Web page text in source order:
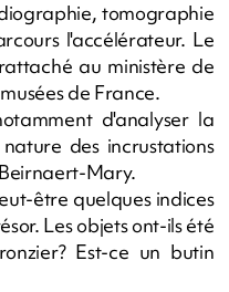
tomographie
l'accélérateur. Le
au ministère de
de France.
d'analyser la
des incrustations
Mary.
être quelques indices
Les objets ont-ils été
Est-ce un butin